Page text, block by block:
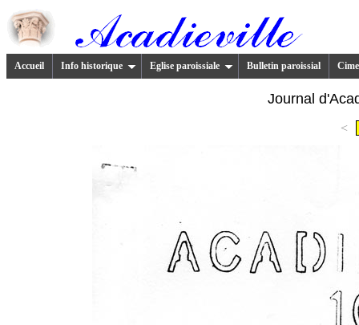
Accueil Info historique Eglise paroissiale Bulletin paroissial
Journal
<